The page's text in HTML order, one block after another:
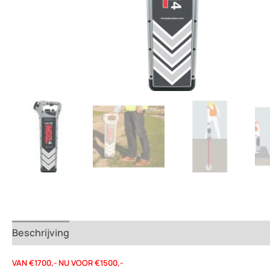
Beschrijving
VAN €1700,- NU VOOR €1500,-